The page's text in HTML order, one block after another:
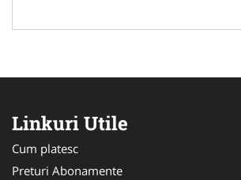
Linkuri Utile
Cum platesc
Preturi Abonamente